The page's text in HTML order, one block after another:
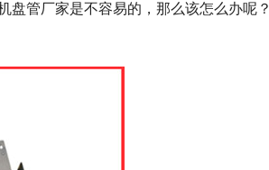
盘管厂家是不容易的，那么该怎么办呢？